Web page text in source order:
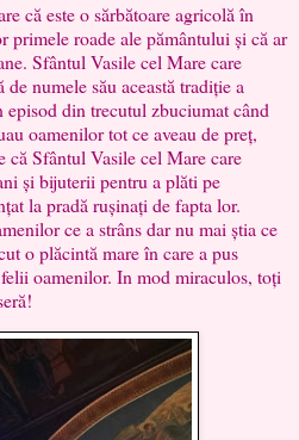
o sărbătoare agricolă în
primele roade ale pământului și că ar
Sfântul Vasile cel Mare care
numele său această tradiție a
episod din trecutul zbuciumat când
oamenilor tot ce aveau de preț,
că Sfântul Vasile cel Mare care
și bijuterii pentru a plăti pe
la pradă rușinați de fapta lor.
ce a strâns dar nu mai știa ce
o plăcintă mare în care a pus
oamenilor. In mod miraculos, toți